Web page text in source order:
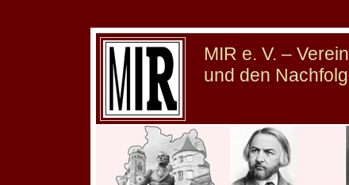
MIR e. V. –
und den